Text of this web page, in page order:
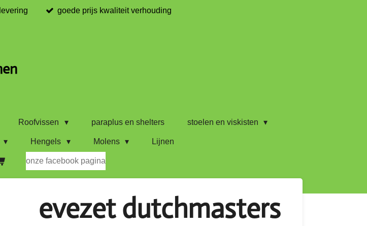
goede prijs kwaliteit verhouding
Roofvissen paraplus en shelters stoelen en viskisten
Hengels Molens Lijnen
onze facebook pagina
evezet dutchmasters